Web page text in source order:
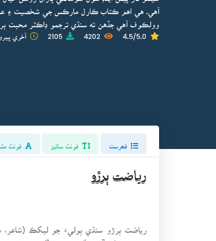
آهي. هي اهم ڪتاب ڪارل مارڪس جي شخصيت ۽
وولڪوف آهي جڏهن ته سنڌي ترجمو ڊاڪٽر محبت
4.5/5.0
4202
2105 آخري
فونٽ سائيز فونٽ
رياضت ٻرڙو